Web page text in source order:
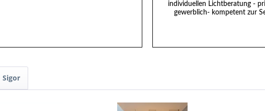
individuellen Lichtberatung -
gewerblich- kompetent zur
Sigor